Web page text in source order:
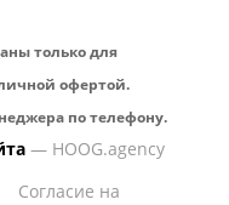
только для
офертой.
по телефону.
— HOOG.agency
Согласие на